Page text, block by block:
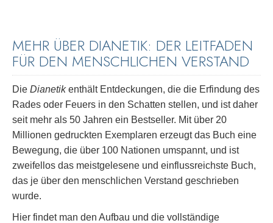
MEHR ÜBER DIANETIK: DER LEITFADEN
FÜR DEN MENSCHLICHEN VERSTAND
Die Dianetikenthält Entdeckungen, die die Erfindung des
Rades oder Feuers in den Schatten stellen, und ist daher
seit mehr als 50 Jahren ein Bestseller. Mit über 20
Millionen gedruckten Exemplaren erzeugt das Buch eine
Bewegung, die über 100 Nationen umspannt, und ist
zweifellos das meistgelesene und einflussreichste Buch,
das je über den menschlichen Verstand geschrieben
wurde.
Hier findet man den Aufbau und die vollständige